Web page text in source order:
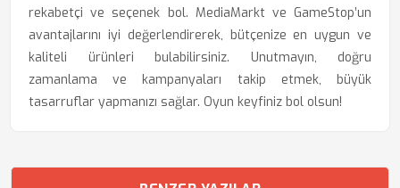
rekabetçi ve seçenek bol. MediaMarkt ve GameStop’un
avantajlarını iyi değerlendirerek, bütçenize en uygun ve
kaliteli ürünleri bulabilirsiniz. Unutmayın, doğru
zamanlama ve kampanyaları takip etmek, büyük
tasarruflar yapmanızı sağlar. Oyun keyfiniz bol olsun!